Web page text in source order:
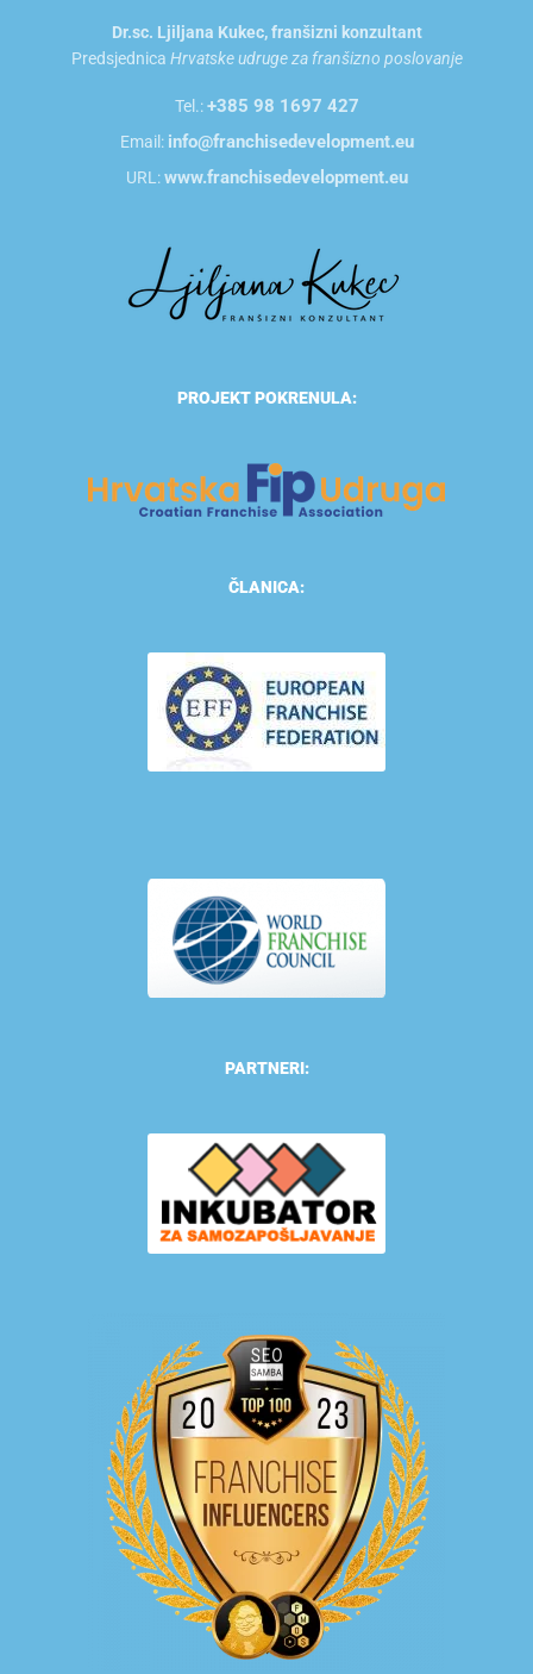
Dr.sc. Ljiljana Kukec, franšizni konzultant
Predsjednica Hrvatske udruge za franšizno poslovanje
Tel.:+385 98 1697 427
Email: info@franchisedevelopment.eu
URL:www.franchisedevelopment.eu
PROJEKT POKRENULA:
ČLANICA:
PARTNERI: